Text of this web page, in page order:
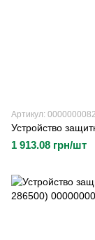
Артикул:
Устройство
1 913.08 грн/шт